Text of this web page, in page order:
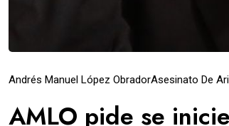
Andrés Manuel López ObradorAsesinato De
AMLO pide se